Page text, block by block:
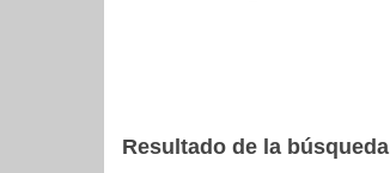
Resultado de la búsqueda